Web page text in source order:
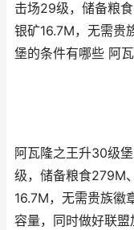
击场29级，储备粮
银矿16.7M，无需贵
堡的条件有哪些 阿
阿瓦隆之王升30级
级，储备粮食279M
16.7M，无需贵族徽
容量，同时做好联盟